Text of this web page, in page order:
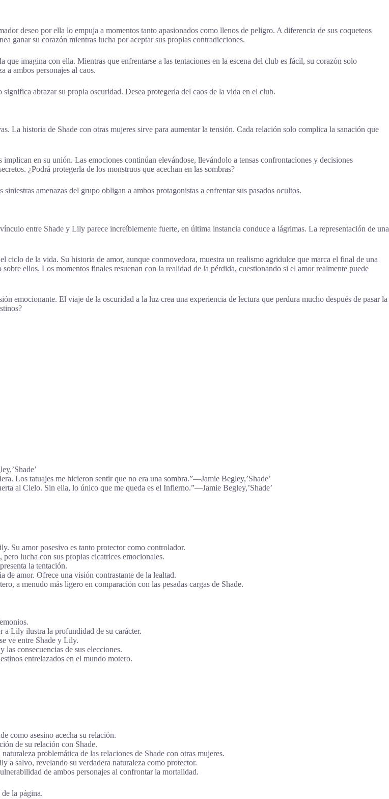
deseo por ella lo empuja a momentos tanto apasionados como llenos de peligro. A diferencia de sus coqueteos
ganar su corazón mientras lucha por aceptar sus propias contradicciones.
imagina con ella. Mientras que enfrentarse a las tentaciones en la escena del club es fácil, su corazón solo
a ambos personajes al caos.
abrazar su propia oscuridad. Desea protegerla del caos de la vida en el club.
La historia de Shade con otras mujeres sirve para aumentar la tensión. Cada relación solo complica la sanación que
en su unión. Las emociones continúan elevándose, llevándolo a tensas confrontaciones y decisiones
¿Podrá protegerla de los monstruos que acechan en las sombras?
amenazas del grupo obligan a ambos protagonistas a enfrentar sus pasados ocultos.
entre Shade y Lily parece increíblemente fuerte, en última instancia conduce a lágrimas. La representación de una
de la vida. Su historia de amor, aunque conmovedora, muestra un realismo agridulce que marca el final de una
ellos. Los momentos finales resuenan con la realidad de la pérdida, cuestionando si el amor realmente puede
emocionante. El viaje de la oscuridad a la luz crea una experiencia de lectura que perdura mucho después de pasar la
Los tatuajes me hicieron sentir que no era una sombra.”―Jamie Begley,’Shade’
al Cielo. Sin ella, lo único que me queda es el Infierno.”―Jamie Begley,’Shade’
Su amor posesivo es tanto protector como controlador.
lucha con sus propias cicatrices emocionales.
la tentación.
de amor. Ofrece una visión contrastante de la lealtad.
a menudo más ligero en comparación con las pesadas cargas de Shade.
a Lily ilustra la profundidad de su carácter.
ve entre Shade y Lily.
consecuencias de sus elecciones.
entrelazados en el mundo motero.
como asesino acecha su relación.
de su relación con Shade.
problemática de las relaciones de Shade con otras mujeres.
a salvo, revelando su verdadera naturaleza como protector.
de ambos personajes al confrontar la mortalidad.
la página.